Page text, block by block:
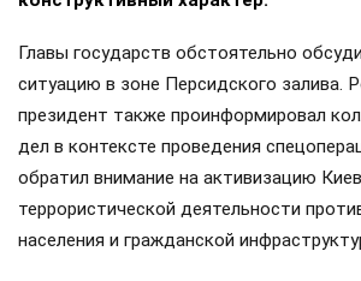
Главы государств обстоятельно
ситуацию в зоне Персидского залива.
президент также проинформировал
дел в контексте проведения
обратил внимание на активизацию
террористической деятельности
населения и гражданской